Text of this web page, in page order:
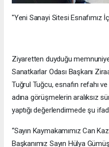
"Yeni Sanayi Sitesi Esnafımız
Ziyaretten duyduğu
Sanatkarlar Odası Başkanı
Tuğrul Tuğcu, esnafın refahı
adına görüşmelerin aralıksız
yaptığı değerlendirmede şu
“Sayın Kaymakamımız Can
Başkanımız Sayın Hülya